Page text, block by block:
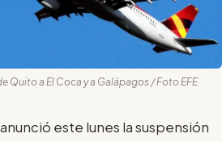
Quito a El Coca y a Galápagos / Foto EFE
este lunes la suspensión